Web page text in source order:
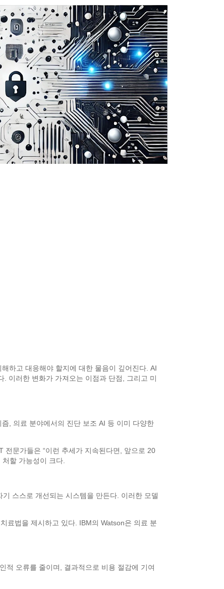
하고 대응해야 할지에 대한 물음이 깊어진다. AI
이러한 변화가 가져오는 이점과 단점, 그리고 미
, 의료 분야에서의 진단 보조 AI 등 이미 다양한
문가들은 “이런 추세가 지속된다면, 앞으로 20
할 가능성이 크다.
스스로 개선되는 시스템을 만든다. 이러한 모델
료법을 제시하고 있다. IBM의 Watson은 의료 분
적 오류를 줄이며, 결과적으로 비용 절감에 기여